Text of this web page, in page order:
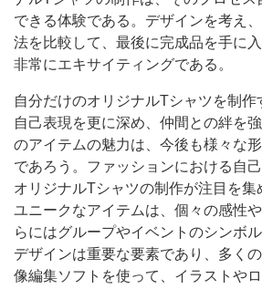
できる体験である。デザインを考え
法を比較して、最後に完成品を手に
非常にエキサイティングである。
自分だけのオリジナルTシャツを制作
自己表現を更に深め、仲間との絆を
のアイテムの魅力は、今後も様々な
であろう。ファッションにおける自
オリジナルTシャツの制作が注目を
ユニークなアイテムは、個々の感性
らにはグループやイベントのシンボ
デザインは重要な要素であり、多く
像編集ソフトを使って、イラストや